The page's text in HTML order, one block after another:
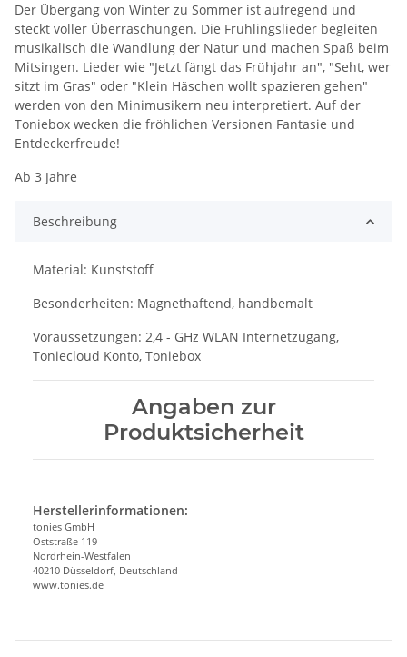
Der Übergang von Winter zu Sommer ist aufregend und
steckt voller Überraschungen. Die Frühlingslieder begleiten
musikalisch die Wandlung der Natur und machen Spaß beim
Mitsingen. Lieder wie "Jetzt fängt das Frühjahr an", "Seht, wer
sitzt im Gras" oder "Klein Häschen wollt spazieren gehen"
werden von den Minimusikern neu interpretiert. Auf der
Toniebox wecken die fröhlichen Versionen Fantasie und
Entdeckerfreude!
Ab 3 Jahre
Beschreibung
Material: Kunststoff
Besonderheiten: Magnethaftend, handbemalt
Voraussetzungen: 2,4 - GHz WLAN Internetzugang,
Toniecloud Konto, Toniebox
Angaben zur
Produktsicherheit
Herstellerinformationen:
tonies GmbH
Oststraße 119
Nordrhein-Westfalen
40210 Düsseldorf, Deutschland
www.tonies.de